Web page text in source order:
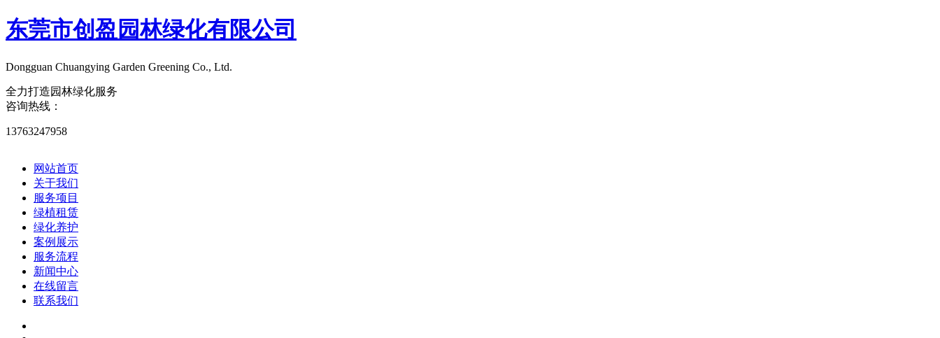
东莞市创盈园林绿化有限公司
Dongguan Chuangying Garden Greening Co., Ltd.​
全力打造园林绿化服务
咨询热线：
13763247958
网站首页
关于我们
服务项目
绿植租赁
绿化养护
案例展示
服务流程
新闻中心
在线留言
联系我们